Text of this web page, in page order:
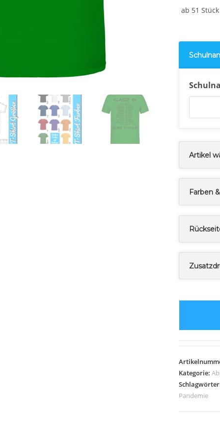
ab 51 Stück
Artikel
Farben
Kategorie:
Pandemie